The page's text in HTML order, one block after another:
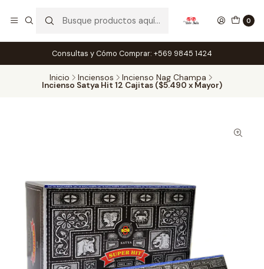
0
Consultas y Cómo Comprar: +569 9845 1424
Inicio Inciensos Incienso Nag Champa
Incienso Satya Hit 12 Cajitas ($5.490 x Mayor)